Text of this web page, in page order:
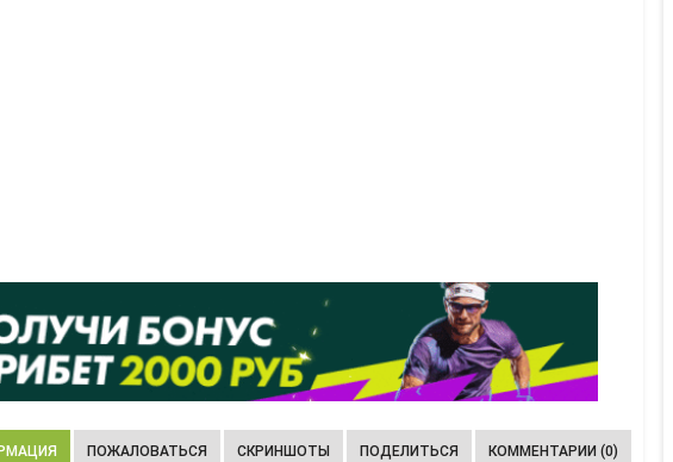
ПОЖАЛОВАТЬСЯ СКРИНШОТЫ ПОДЕЛИТЬСЯ КОММЕНТАРИИ (0)